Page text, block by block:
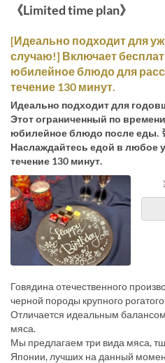
《Limited time plan》
[Идеально подходит для
случаю!] Включает
юбилейное блюдо для
течение 130 минут.
Идеально подходит для
Этот ограниченный по
юбилейное блюдо после еды.
Наслаждайтесь едой в любое
течение 130 минут.
Говядина отечественного
черной породы крупного рогатого
Отличается идеальным
мяса.
Мы предлагаем три вида мяса,
Японии, лучших на данный